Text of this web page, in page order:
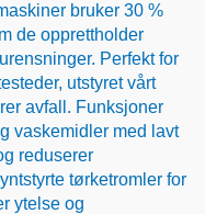
bruker 30 %
de opprettholder
Perfekt for
utstyret vårt
avfall. Funksjoner
vaskemidler med lavt
reduserer
tørketromler for
ytelse og